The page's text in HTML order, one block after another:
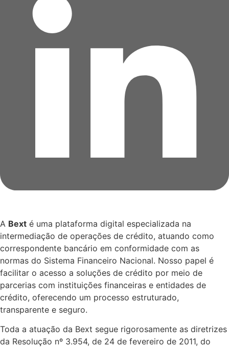
A Bext é uma plataforma digital especializada na
intermediação de operações de crédito, atuando como
correspondente bancário em conformidade com as
normas do Sistema Financeiro Nacional. Nosso papel é
facilitar o acesso a soluções de crédito por meio de
parcerias com instituições financeiras e entidades de
crédito, oferecendo um processo estruturado,
transparente e seguro.
Toda a atuação da Bext segue rigorosamente as diretrizes
da Resolução nº 3.954, de 24 de fevereiro de 2011, do